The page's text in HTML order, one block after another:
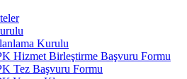
Kurulu
Hizmet Birleştirme Başvuru Formu
Tez Başvuru Formu